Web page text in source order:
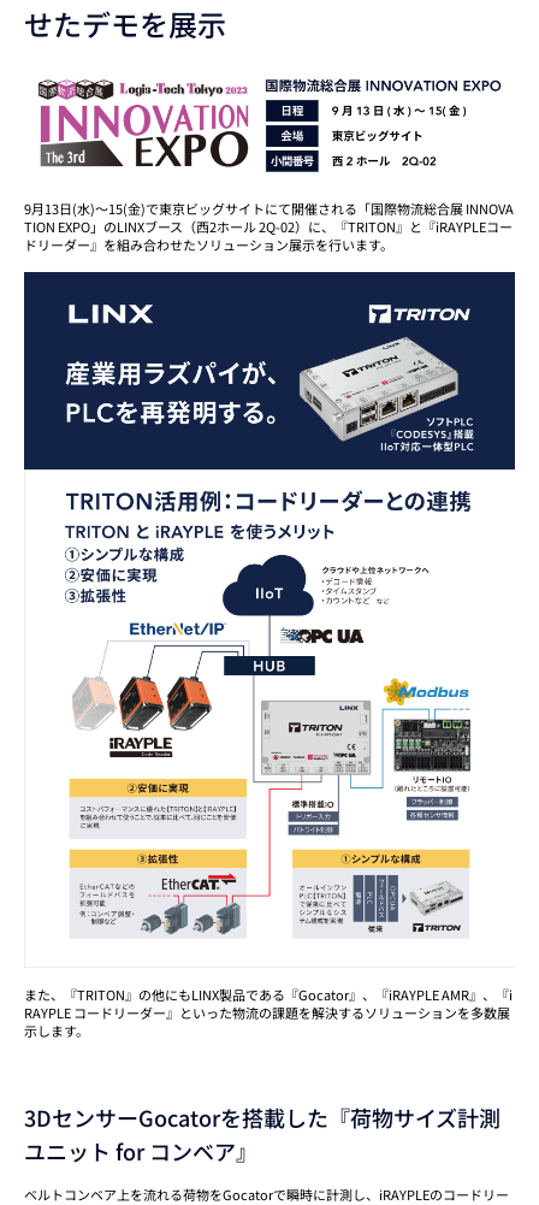
せたデモを展示
9月13日(水)～15(金)で東京ビッグサイトにて開催される「国際物流総合展 INNOVA
TION EXPO」のLINXブース（西2ホール 2Q-02）に、『TRITON』と『iRAYPLEコー
ドリーダー』を組み合わせたソリューション展示を行います。
また、『TRITON』の他にもLINX製品である『Gocator』、『iRAYPLE AMR』、『i
RAYPLE コードリーダー』といった物流の課題を解決するソリューションを多数展
示します。
3DセンサーGocatorを搭載した『荷物サイズ計測
ユニット for コンベア』
ベルトコンベア上を流れる荷物をGocatorで瞬時に計測し、iRAYPLEのコードリー